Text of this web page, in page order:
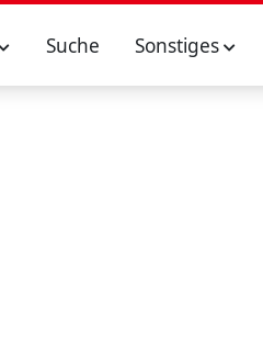
Suche Sonstiges